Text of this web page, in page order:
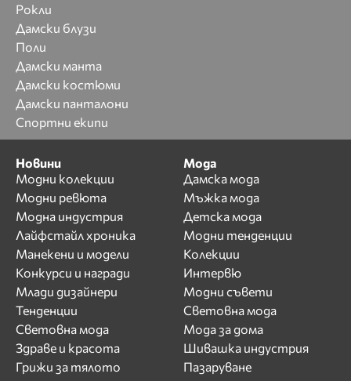
Рокли
Дамски блузи
Поли
Дамски манта
Дамски костюми
Дамски панталони
Спортни екипи
Новини
Модни колекции
Модни ревюта
Модна индустрия
Лайфстайл хроника
Манекени и модели
Конкурси и награди
Млади дизайнери
Тенденции
Световна мода
Здраве и красота
Грижи за тялото
Мода
Дамска мода
Мъжка мода
Детска мода
Модни тенденции
Колекции
Интервю
Модни съвети
Световна мода
Мода за дома
Шивашка индустрия
Пазаруване